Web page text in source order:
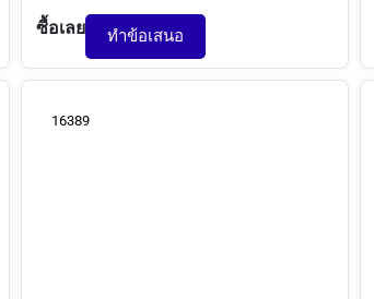
ซื้อเลย ทำข้อเสนอ
16389